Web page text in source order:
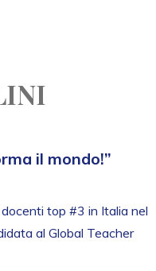
il mondo!”
top #3 in Italia nel
al Global Teacher